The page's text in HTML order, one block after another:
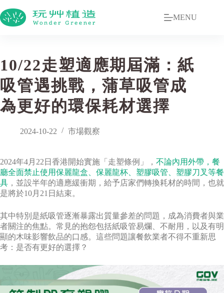
MENU
10/22走塑適應期屆滿：紙
吸管遇挑戰，蒲草吸管成
為更好的環保耗材選擇
2024-10-22 市場觀察
2024年4月22日香港開始實施「走塑條例」， 不論內用外帶，餐
廳全面禁止使用保麗龍盒、保麗龍杯、塑膠吸管、塑膠刀叉等餐
具 ，並設半年的適應緩衝期，給予店家們轉換耗材的時間，也就
是將於10月21日結束。
其中特別是紙吸管逐漸暴露出質量參差的問題，成為消費者與業
者關注的焦點。常見的抱怨包括紙吸管易爛、不耐用，以及有明
顯的木味影響飲品的口感。這些問題讓餐飲業者不得不重新思
考：是否有更好的選擇？